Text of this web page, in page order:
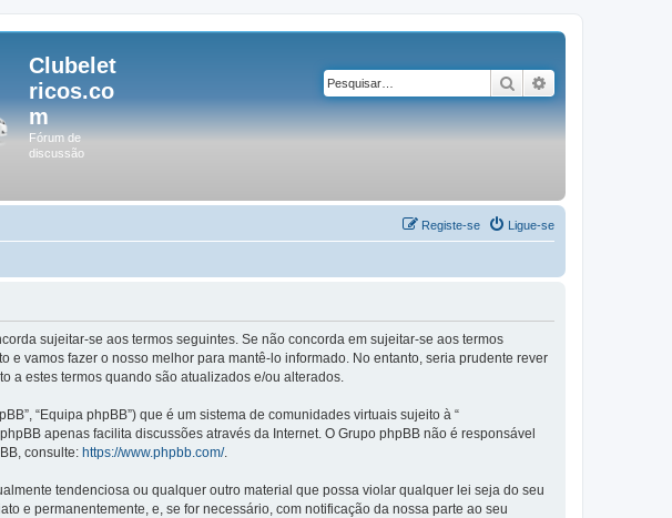
Clubelet
ricos.co
m
Fórum de
discussão
Pesquisar
Ligue-se
Registe-se
sujeitar-se aos termos seguintes. Se não concorda em sujeitar-se aos termos
e vamos fazer o nosso melhor para mantê-lo informado. No entanto, seria prudente rever
a estes termos quando são atualizados e/ou alterados.
“Equipa phpBB”) que é um sistema de comunidades virtuais sujeito à “
phpBB apenas facilita discussões através da Internet. O Grupo phpBB não é responsável
consulte: https://www.phpbb.com/.
tendenciosa ou qualquer outro material que possa violar qualquer lei seja do seu
e permanentemente, e, se for necessário, com notificação da nossa parte ao seu